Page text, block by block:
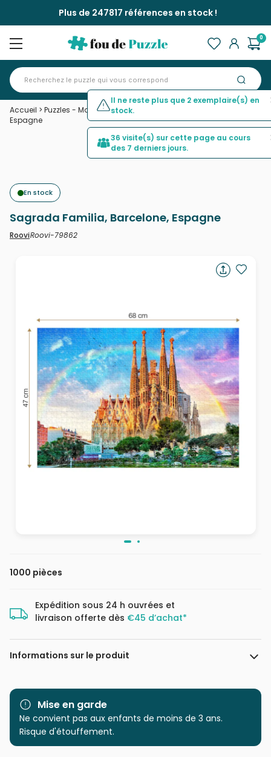
Plus de 247817 références en stock !
0
Accueil > Puzzles - Monuments>Sagrada Familia, Barcelone,
Espagne
En stock
Sagrada Familia, Barcelone, Espagne
RooviRoovi-79862
1000 pièces
Expédition sous 24 h ouvrées et
livraison offerte dès €45 d’achat*
Informations sur le produit
Marque Roovi
Catégorie Puzzles - Monuments
Age
Puzzle pour Adultes (500 à
Mise en garde
Ne convient pas aux enfants de moins de 3 ans.
Risque d'étouffement.
Il ne reste plus que 2 exemplaire(s) en
stock.
36 visite(s) sur cette page au cours
des 7 derniers jours.